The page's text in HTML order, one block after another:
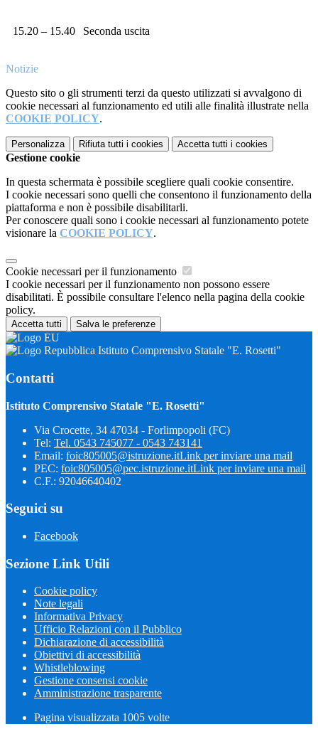
15.20 – 15.40 Seconda uscita
Notizie
Questo sito o gli strumenti terzi da questo utilizzati si avvalgono di
cookie necessari al funzionamento ed utili alle finalità illustrate nella
COOKIE POLICY.
Personalizza Rifiuta tutti i cookies Accetta tutti i cookies
Gestione cookie
In questa schermata è possibile scegliere quali cookie consentire.
I cookie necessari sono quelli che consentono il funzionamento della
piattaforma e non è possibile disabilitarli.
Per conoscere quali sono i cookie necessari al funzionamento potete
visionare la COOKIE POLICY.
Cookie necessari per il funzionamento
I cookie necessari per il funzionamento non possono essere
disabilitati. È possibile consultare l'elenco nella pagina della cookie
policy.
Accetta tutti Salva le preferenze
Istituto Comprensivo Statale "E. Rosetti"
Contatti
Istituto Comprensivo Statale "E. Rosetti"
Via Crocette, 34 47034 - Forlimpopoli (FC)
Tel: Tel. 0543 745077 - 0543 743141
Email: foic805005@istruzione.itLink per inviare una mail
PEC: foic805005@pec.istruzione.itLink per inviare una mail
C.F.: 92046640402
Seguici su
Facebook
Sezione Link Utili
Cookie policy
Note legali
Informativa Privacy
Ufficio Relazioni con il Pubblico
Dichiarazione di accessibilità
Obiettivi di accessibilità
Whistleblowing
Gestione consensi cookie
Amministrazione trasparente
Pagina visualizzata 1005 volte